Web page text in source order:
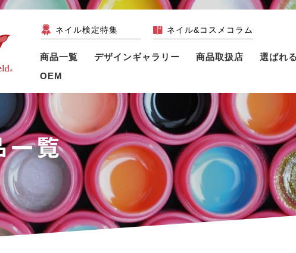
ネイル検定特集 ネイル&コスメコラム
商品一覧 デザインギャラリー 商品取扱店 選ばれ
OEM
一覧